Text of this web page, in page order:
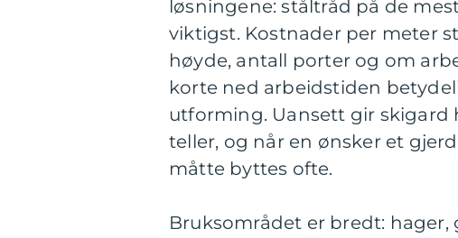
løsningene: ståltråd på de
viktigst. Kostnader per meter
høyde, antall porter og om
korte ned arbeidstiden
utforming. Uansett gir skigard
teller, og når en ønsker et
måtte byttes ofte.
Bruksområdet er bredt: